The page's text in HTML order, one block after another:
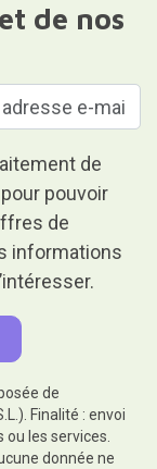
de nos
de
pouvoir
de
informations
de
Finalité : envoi
les services.
donnée ne